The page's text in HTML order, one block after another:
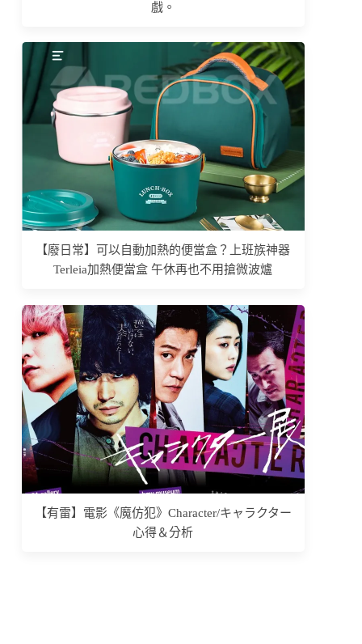
戲。
【廢日常】可以自動加熱的便當盒？上班族神器
Terleia加熱便當盒 午休再也不用搶微波爐
【有雷】電影《魔仿犯》Character/キャラクター
心得＆分析